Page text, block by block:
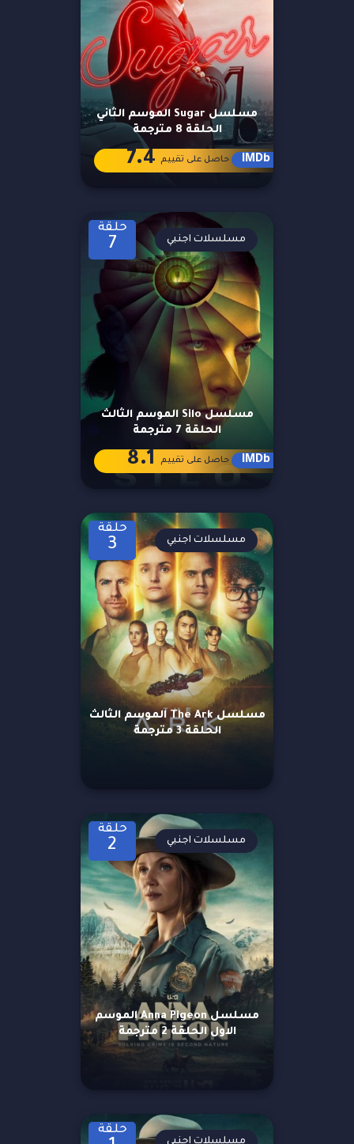
مسلسل Sugar الموسم الثاني
الحلقة 8 مترجمة
IMDb حاصل على تقييم 7.4
حلقة
7
مسلسل Silo الموسم الثالث
الحلقة 7 مترجمة
مسلسلات اجنبي
IMDb حاصل على تقييم 8.1
حلقة
3
مسلسل The Ark الموسم الثالث
الحلقة 3 مترجمة
مسلسلات اجنبي
حلقة
2
مسلسل Anna Pigeon الموسم
الاول الحلقة 2 مترجمة
مسلسلات اجنبي
حلقة
مسلسلات اجنبي